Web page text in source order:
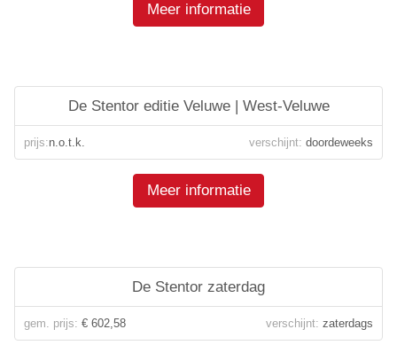
Meer informatie
De Stentor editie Veluwe | West-Veluwe
prijs:n.o.t.k. verschijnt: doordeweeks
Meer informatie
De Stentor zaterdag
gem. prijs: € 602,58 verschijnt: zaterdags